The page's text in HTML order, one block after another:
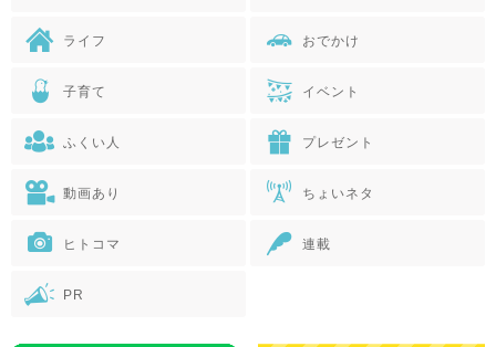
ライフ おでかけ
子育て イベント
ふくい人 プレゼント
動画あり ちょいネタ
ヒトコマ 連載
PR